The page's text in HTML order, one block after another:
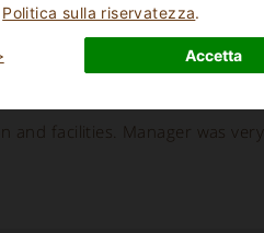
Politica sulla riservatezza.
Accetta
and facilities. Manager was very